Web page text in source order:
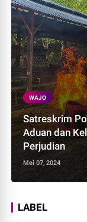
WAJO
Satreskrim
Aduan dan
Perjudian
Mei 07, 2024
LABEL